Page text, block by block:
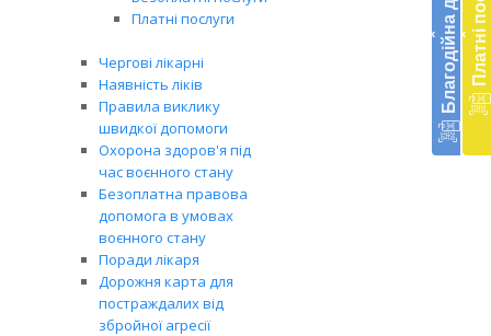
Платні послуги
Чергові лікарні
Наявність ліків
Правила виклику
швидкої допомоги
Охорона здоров'я під
час воєнного стану
Безоплатна правова
допомога в умовах
воєнного стану
Поради лікаря
Дорожня карта для
постраждалих від
збройної агресії
‹ ‹